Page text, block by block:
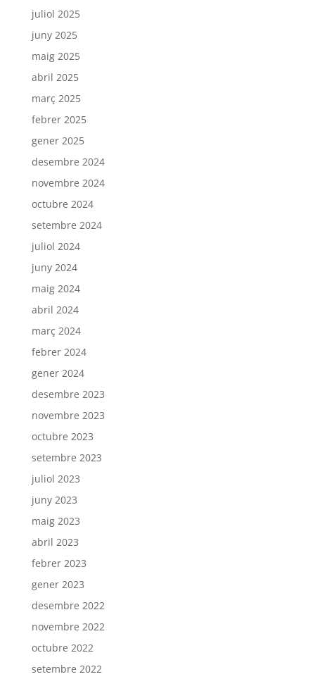
juliol 2025
juny 2025
maig 2025
abril 2025
març 2025
febrer 2025
gener 2025
desembre 2024
novembre 2024
octubre 2024
setembre 2024
juliol 2024
juny 2024
maig 2024
abril 2024
març 2024
febrer 2024
gener 2024
desembre 2023
novembre 2023
octubre 2023
setembre 2023
juliol 2023
juny 2023
maig 2023
abril 2023
febrer 2023
gener 2023
desembre 2022
novembre 2022
octubre 2022
setembre 2022